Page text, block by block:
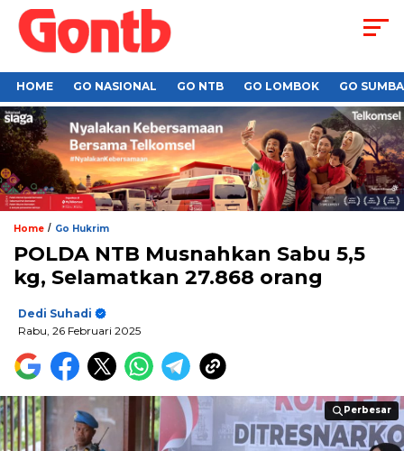
HOME GO NASIONAL GO NTB GO LOMBOK GO
Home / Go Hukrim
POLDA NTB Musnahkan Sabu 5,5
kg, Selamatkan 27.868 orang
Dedi Suhadi
Rabu, 26 Februari 2025
Perbesar
Perbesar